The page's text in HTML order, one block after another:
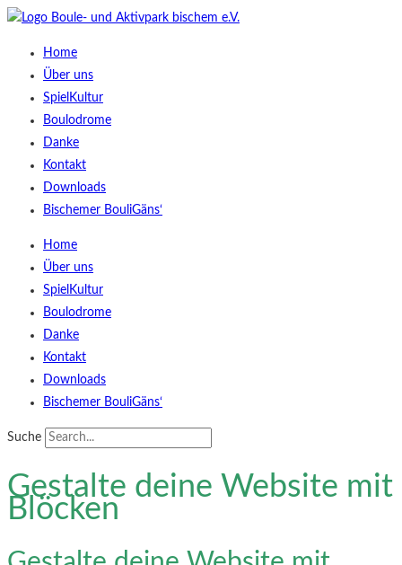
Home
Über uns
SpielKultur
Boulodrome
Danke
Kontakt
Downloads
Bischemer BouliGäns‘
Home
Über uns
SpielKultur
Boulodrome
Danke
Kontakt
Downloads
Bischemer BouliGäns‘
Suche
Gestalte deine Website mit
Blöcken